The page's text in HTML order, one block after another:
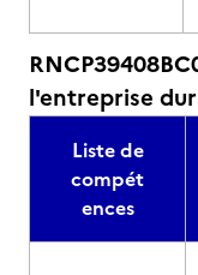
l'entreprise
Liste de
compét
ences